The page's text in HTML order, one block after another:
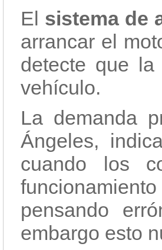
El sistema de
arrancar el
detecte que
vehículo.
La demanda
Ángeles,
cuando los
pensando
embargo esto